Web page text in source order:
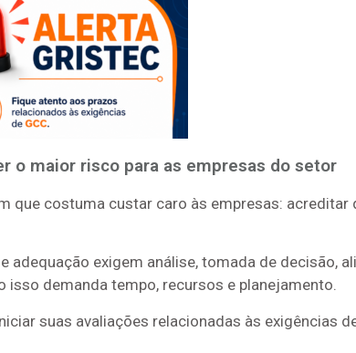
o maior risco para as empresas do setor
costuma custar caro às empresas: acreditar
exigem análise, tomada de decisão,
demanda tempo, recursos e planejamento.
suas avaliações relacionadas às exigências